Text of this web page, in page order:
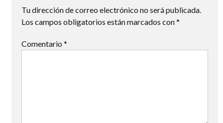
Tu dirección de correo electrónico no será publicada.
Los campos obligatorios están marcados con*
Comentario *